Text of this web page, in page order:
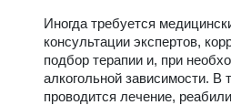
Иногда требуется
консультации экспертов,
подбор терапии и, при
алкогольной зависимости. В
проводится лечение,